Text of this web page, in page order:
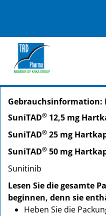
PZN: 17605291
PPN: 111760529161
SuniTAD® 12,5 mg
SuniTAD® 25 mg
SuniTAD® 50 mg
Sunitinib
Lesen Sie die gesamte
beginnen, denn sie
Heben Sie die